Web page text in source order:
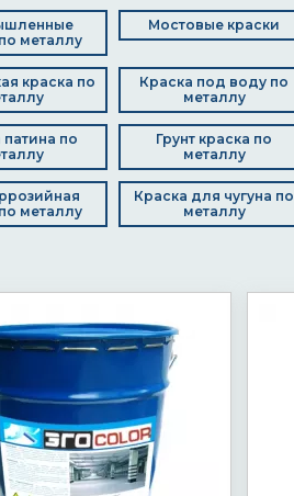
металлу
Мостовые краски
краска по
Краска под воду по
металлу
патина по
Грунт краска по
металлу
металлу
Краска для чугуна по
металлу